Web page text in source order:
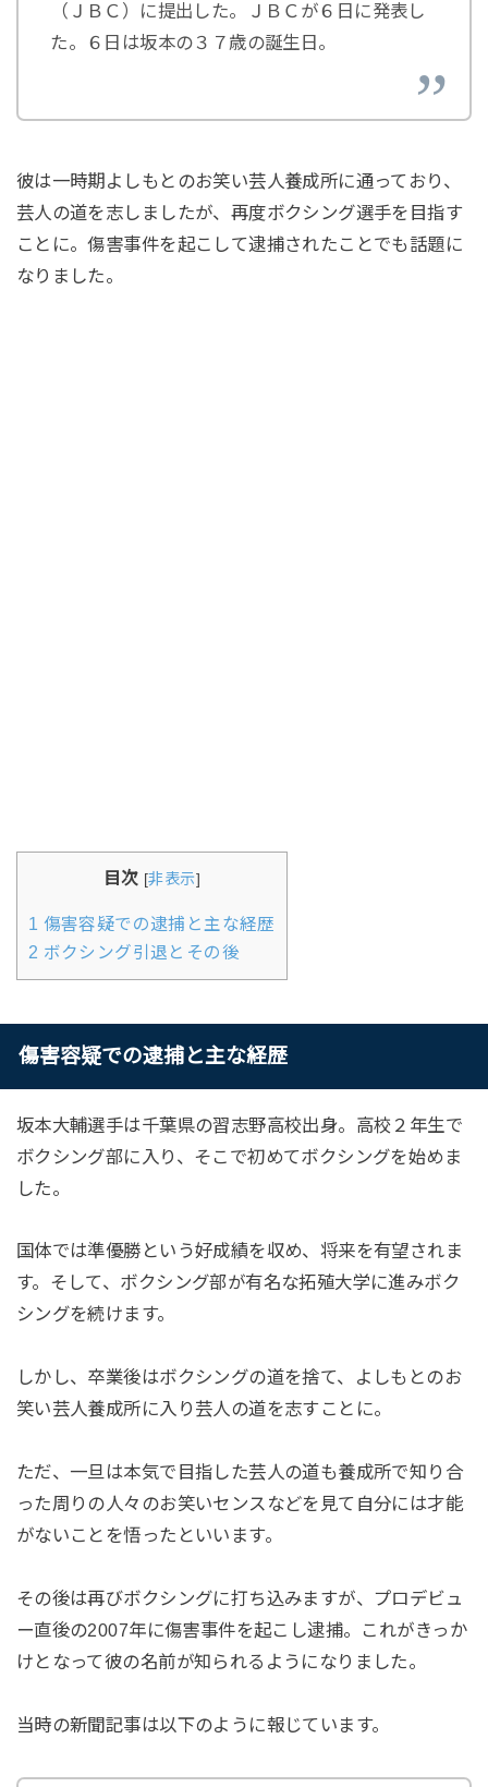
（ＪＢＣ）に提出した。ＪＢＣが６日に発表し
た。６日は坂本の３７歳の誕生日。
彼は一時期よしもとのお笑い芸人養成所に通っており、
芸人の道を志しましたが、再度ボクシング選手を目指す
ことに。傷害事件を起こして逮捕されたことでも話題に
なりました。
目次 [非表示]
1 傷害容疑での逮捕と主な経歴
2 ボクシング引退とその後
傷害容疑での逮捕と主な経歴
坂本大輔選手は千葉県の習志野高校出身。高校２年生で
ボクシング部に入り、そこで初めてボクシングを始めま
した。
国体では準優勝という好成績を収め、将来を有望されま
す。そして、ボクシング部が有名な拓殖大学に進みボク
シングを続けます。
しかし、卒業後はボクシングの道を捨て、よしもとのお
笑い芸人養成所に入り芸人の道を志すことに。
ただ、一旦は本気で目指した芸人の道も養成所で知り合
った周りの人々のお笑いセンスなどを見て自分には才能
がないことを悟ったといいます。
その後は再びボクシングに打ち込みますが、プロデビュ
ー直後の2007年に傷害事件を起こし逮捕。これがきっか
けとなって彼の名前が知られるようになりました。
当時の新聞記事は以下のように報じています。